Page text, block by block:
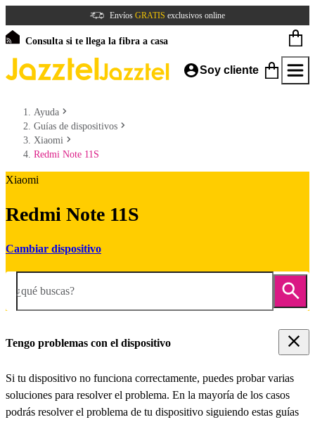
Envíos GRATIS exclusivos online
Consulta si te llega la fibra a casa
Soy cliente
Ayuda
Guías de dispositivos
Xiaomi
Redmi Note 11S
Xiaomi
Redmi Note 11S
Cambiar dispositivo
¿qué buscas?
Tengo problemas con el dispositivo
Si tu dispositivo no funciona correctamente, puedes probar varias
soluciones para resolver el problema. En la mayoría de los casos
podrás resolver el problema de tu dispositivo siguiendo estas guías